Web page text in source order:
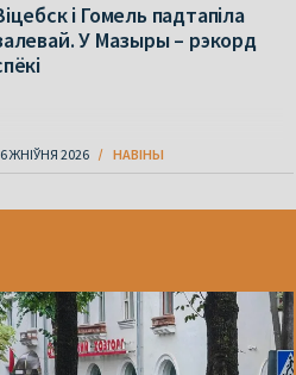
і Гомель падтапіла
У Мазыры – рэкорд
ЖНІЎНЯ 2026 НАВІНЫ